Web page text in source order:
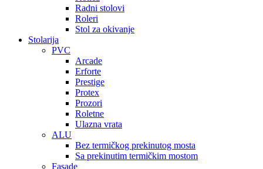
Radni stolovi
Roleri
Stol za okivanje
Stolarija
PVC
Arcade
Erforte
Prestige
Protex
Prozori
Roletne
Ulazna vrata
ALU
Bez termičkog prekinutog mosta
Sa prekinutim termičkim mostom
Fasade